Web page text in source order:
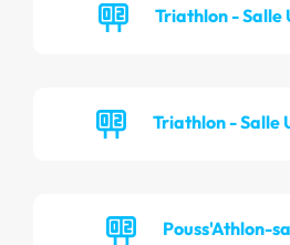
Triathlon - Salle
Triathlon - Salle
Pouss'Athlon-